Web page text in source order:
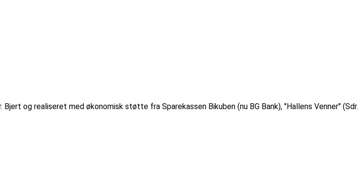
og realiseret med økonomisk støtte fra Sparekassen Bikuben (nu BG Bank), "Hallens Venner" (Sdr.